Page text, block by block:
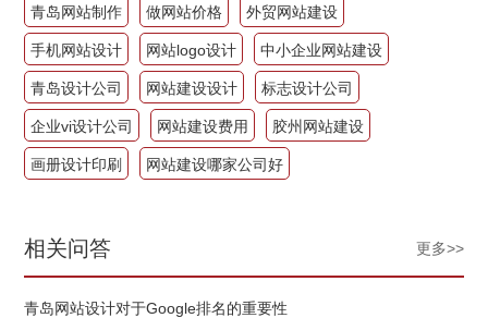
青岛网站制作 做网站价格 外贸网站建设
手机网站设计 网站logo设计 中小企业网站建设
青岛设计公司 网站建设设计 标志设计公司
企业vi设计公司 网站建设费用 胶州网站建设
画册设计印刷 网站建设哪家公司好
相关问答 更多>>
青岛网站设计对于Google排名的重要性